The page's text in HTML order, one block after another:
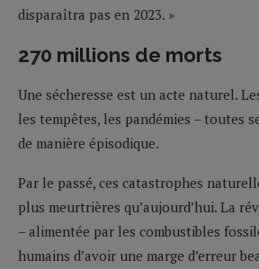
disparaîtra pas en 2023. »
270 millions de morts
Une sécheresse est un acte naturel.
les tempêtes, les pandémies – toutes
de manière épisodique.
Par le passé, ces catastrophes
plus meurtrières qu’aujourd’hui. La
– alimentée par les combustibles
humains d’avoir une marge d’erreur